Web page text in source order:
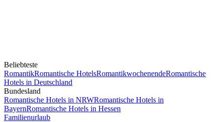
Beliebteste
RomantikRomantische HotelsRomantikwochenendeRomantische
Hotels in Deutschland
Bundesland
Romantische Hotels in NRWRomantische Hotels in
BayernRomantische Hotels in Hessen
Familienurlaub